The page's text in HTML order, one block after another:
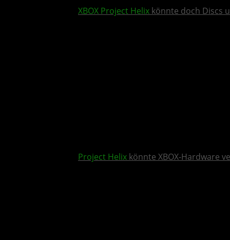
XBOX Project Helix könnte doch Discs
Project Helix könnte XBOX-Hardware